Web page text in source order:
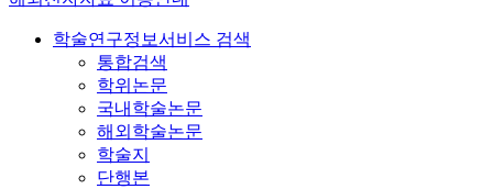
학술연구정보서비스 검색
통합검색
학위논문
국내학술논문
해외학술논문
학술지
단행본